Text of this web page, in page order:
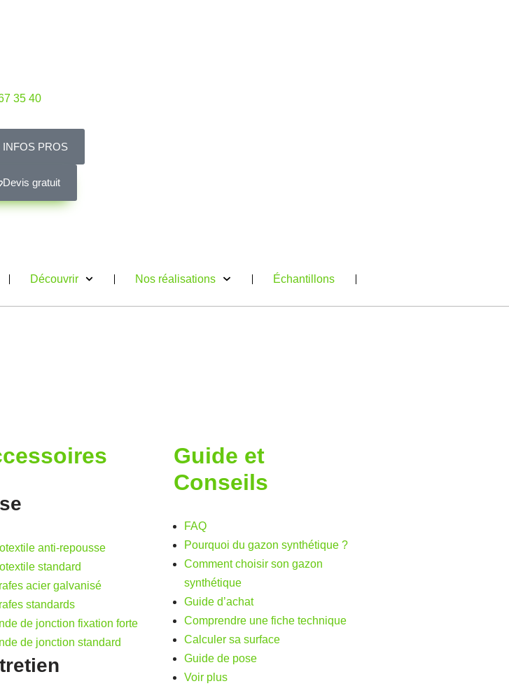
35 40
INFOS PROS
Devis gratuit
Découvrir Nos réalisations Échantillons
anti-repousse
standard
acier galvanisé
standards
de jonction fixation forte
de jonction standard
Guide et
Conseils
FAQ
Pourquoi du gazon synthétique ?
Comment choisir son gazon
synthétique
Guide d’achat
Comprendre une fiche technique
Calculer sa surface
Guide de pose
Voir plus